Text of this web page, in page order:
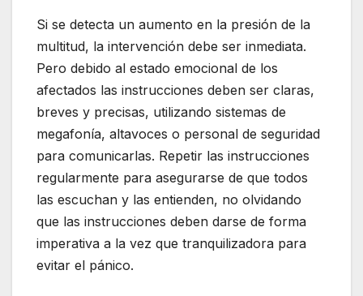
Si se detecta un aumento en la presión de la
multitud, la intervención debe ser inmediata.
Pero debido al estado emocional de los
afectados las instrucciones deben ser claras,
breves y precisas, utilizando sistemas de
megafonía, altavoces o personal de seguridad
para comunicarlas. Repetir las instrucciones
regularmente para asegurarse de que todos
las escuchan y las entienden, no olvidando
que las instrucciones deben darse de forma
imperativa a la vez que tranquilizadora para
evitar el pánico.